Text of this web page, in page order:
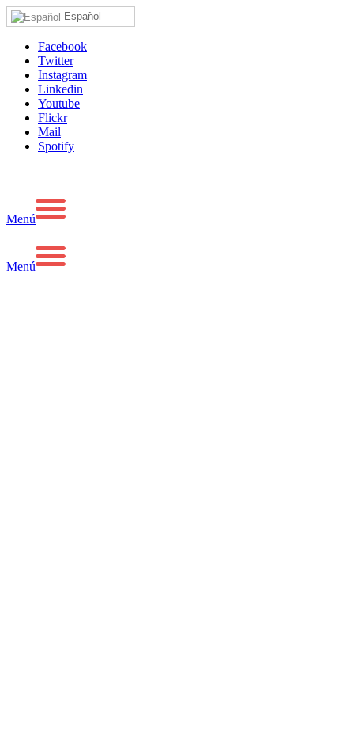
Español
Facebook
Twitter
Instagram
Linkedin
Youtube
Flickr
Mail
Spotify
Menú
Menú